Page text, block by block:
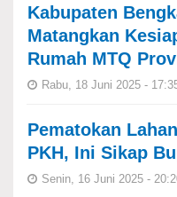
Kabupaten
Matangkan
Rumah MTQ
Rabu, 18 Juni 2025 -
Pematokan
PKH, Ini Sikap
Senin, 16 Juni 2025 -